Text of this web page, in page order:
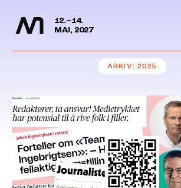
Hopp til hovedinnhold
12.–14.
MAI, 2027
ARKIV 2025